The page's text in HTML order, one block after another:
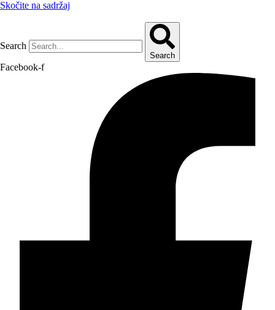
Skočite na sadržaj
Search
Search
Facebook-f